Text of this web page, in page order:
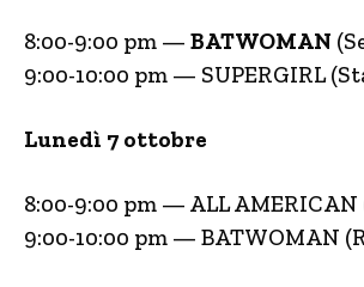
8:00-9:00 pm — BATWOMAN
9:00-10:00 pm — SUPERGIRL
Lunedì 7 ottobre
8:00-9:00 pm — ALL AMERICAN
9:00-10:00 pm — BATWOMAN